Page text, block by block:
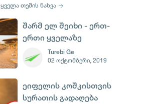
ყველა თემის ნახვა
შარმ ელ შეიხი - ერთ-
ერთი ყველაზე
პოპულარული კურორთი
ეგვიპტეში
Turebi Ge
02 ოქტომბერი, 2019
ეიფელის კოშკისთვის
სურათის გადაღება